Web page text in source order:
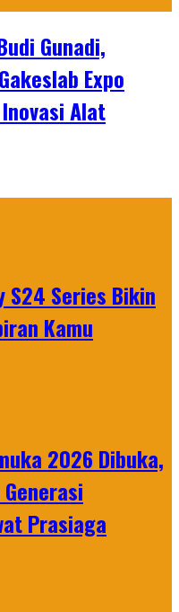
Gunadi,
Expo
Alat
S24 Series Bikin
Kamu
2026 Dibuka,
Prasiaga